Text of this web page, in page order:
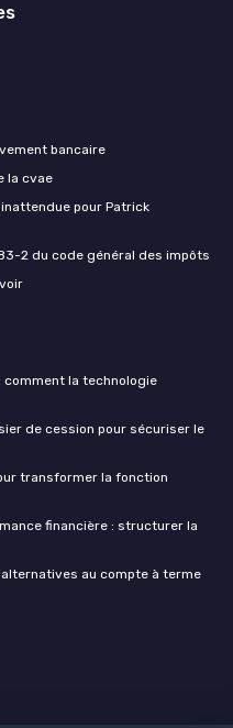
bancaire
la cvae
pour Patrick
2 du code général des impôts
la technologie
de cession pour sécuriser le
transformer la fonction
financière : structurer la
au compte à terme